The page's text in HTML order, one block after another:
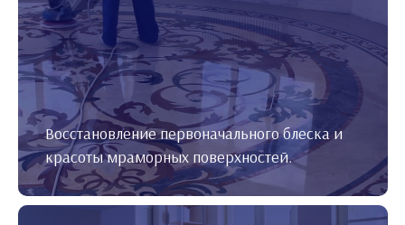
Восстановление первоначального блеска и
красоты мраморных поверхностей.